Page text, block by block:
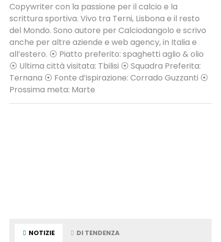
Copywriter con la passione per il calcio e la
scrittura sportiva. Vivo tra Terni, Lisbona e il resto
del Mondo. Sono autore per Calciodangolo e scrivo
anche per altre aziende e web agency, in Italia e
all’estero. ⦿ Piatto preferito: spaghetti aglio & olio
⦿ Ultima città visitata: Tbilisi ⦿ Squadra Preferita:
Ternana ⦿ Fonte d’ispirazione: Corrado Guzzanti ⦿
Prossima meta: Marte
NOTIZIE DI TENDENZA